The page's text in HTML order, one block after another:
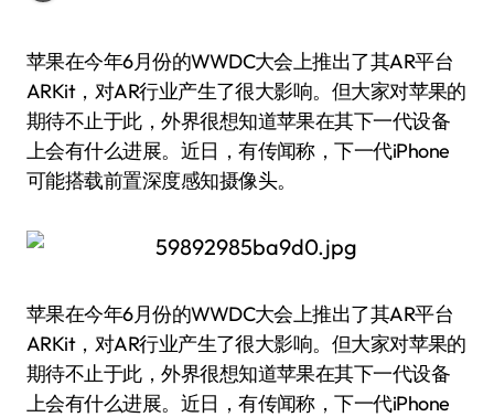
苹果在今年6月份的WWDC大会上推出了其AR平台
ARKit，对AR行业产生了很大影响。但大家对苹果的
期待不止于此，外界很想知道苹果在其下一代设备
上会有什么进展。近日，有传闻称，下一代iPhone
可能搭载前置深度感知摄像头。
苹果在今年6月份的WWDC大会上推出了其AR平台
ARKit，对AR行业产生了很大影响。但大家对苹果的
期待不止于此，外界很想知道苹果在其下一代设备
上会有什么进展。近日，有传闻称，下一代iPhone